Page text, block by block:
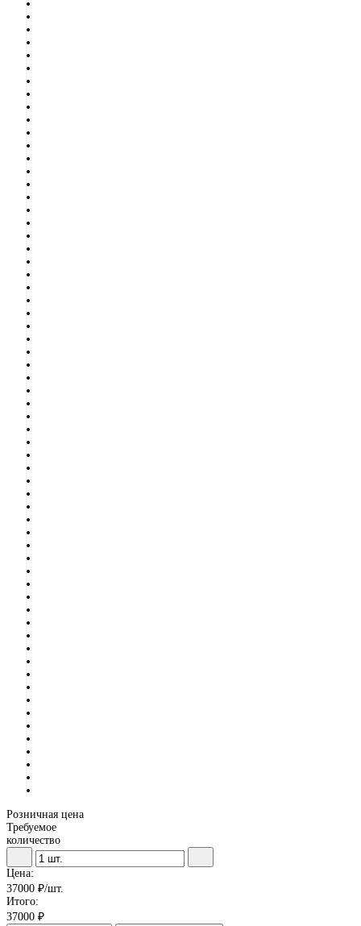
Розничная цена
Требуемое
количество
Цена:
37000 ₽/шт.
Итого:
37000 ₽